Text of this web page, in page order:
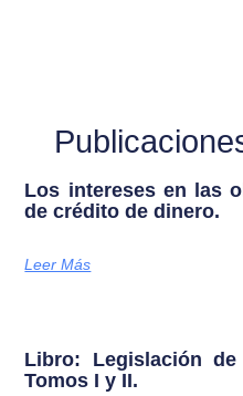
Los intereses en las
de crédito de dinero.
Leer Más
Libro: Legislación
Tomos I y II.